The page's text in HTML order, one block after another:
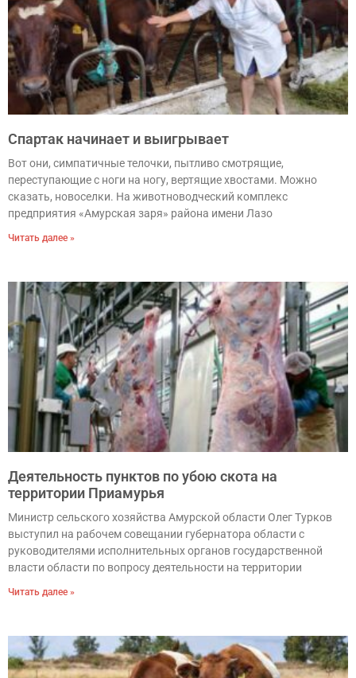
Спартак начинает и выигрывает
Вот они, симпатичные телочки, пытливо смотрящие,
переступающие с ноги на ногу, вертящие хвостами. Можно
сказать, новоселки. На животноводческий комплекс
предприятия «Амурская заря» района имени Лазо
Читать далее »
Деятельность пунктов по убою скота на
территории Приамурья
Министр сельского хозяйства Амурской области Олег Турков
выступил на рабочем совещании губернатора области с
руководителями исполнительных органов государственной
власти области по вопросу деятельности на территории
Читать далее »